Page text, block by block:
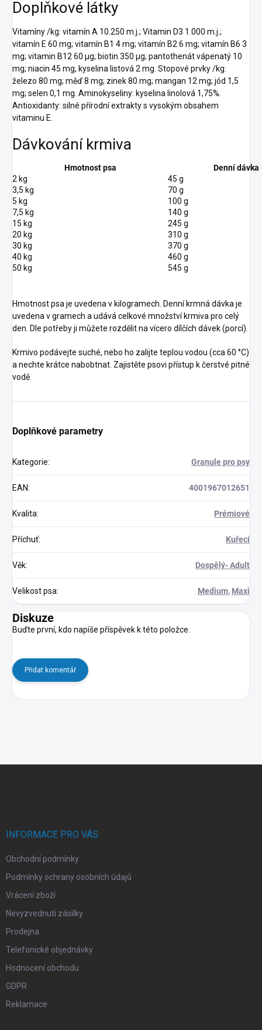
Doplňkové látky
Vitamíny /kg: vitamín A 10.250 m.j.; Vitamin D3 1.000 m.j.;
vitamín E 60 mg; vitamín B1 4 mg; vitamín B2 6 mg; vitamín B6 3
mg; vitamin B12 60 µg; biotin 350 µg; pantothenát vápenatý 10
mg; niacin 45 mg, kyselina listová 2 mg. Stopové prvky /kg:
železo 80 mg; měď 8 mg; zinek 80 mg; mangan 12 mg; jód 1,5
mg; selen 0,1 mg. Aminokyseliny: kyselina linolová 1,75%.
Antioxidanty: silné přírodní extrakty s vysokým obsahem
vitaminu E.
Dávkování krmiva
Hmotnost psa
Denní dávka
2 kg
45 g
3,5 kg
70 g
5 kg
100 g
7,5 kg
140 g
15 kg
245 g
20 kg
310 g
30 kg
370 g
40 kg
460 g
50 kg
545 g
Hmotnost psa je uvedena v kilogramech. Denní krmná dávka je
uvedena v gramech a udává celkové množství krmiva pro celý
den. Dle potřeby ji můžete rozdělit na vícero dílčích dávek (porcí).
Krmivo podávejte suché, nebo ho zalijte teplou vodou (cca 60 °C)
a nechte krátce nabobtnat. Zajistěte psovi přístup k čerstvé pitné
vodě.
Doplňkové parametry
Kategorie: Granule pro psy
EAN: 4001967012651
Kvalita: Prémiové
Příchuť: Kuřecí
Věk: Dospělý- Adult
Velikost psa: Medium, Maxi
Diskuze
Buďte první, kdo napíše příspěvek k této položce.
Přidat komentář
INFORMACE PRO VÁS
Obchodní podmínky
Podmínky ochrany osobních údajů
Vrácení zboží
Nevyzvednutí zásilky
Prodejna
Telefonické objednávky
Hodnocení obchodu
GDPR
Reklamace